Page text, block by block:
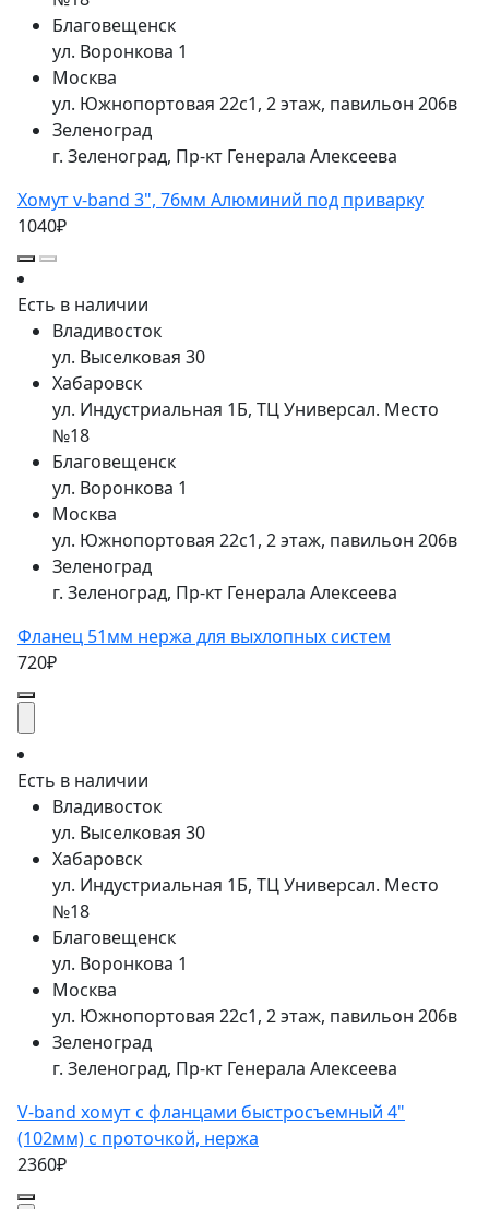
Благовещенск
ул. Воронкова 1
Москва
ул. Южнопортовая 22с1, 2 этаж, павильон 206в
Зеленоград
г. Зеленоград, Пр-кт Генерала Алексеева
Хомут v-band 3", 76мм Алюминий под приварку
1040₽
Есть в наличии
Владивосток
ул. Выселковая 30
Хабаровск
ул. Индустриальная 1Б, ТЦ Универсал. Место
№18
Благовещенск
ул. Воронкова 1
Москва
ул. Южнопортовая 22с1, 2 этаж, павильон 206в
Зеленоград
г. Зеленоград, Пр-кт Генерала Алексеева
Фланец 51мм нержа для выхлопных систем
720₽
Есть в наличии
Владивосток
ул. Выселковая 30
Хабаровск
ул. Индустриальная 1Б, ТЦ Универсал. Место
№18
Благовещенск
ул. Воронкова 1
Москва
ул. Южнопортовая 22с1, 2 этаж, павильон 206в
Зеленоград
г. Зеленоград, Пр-кт Генерала Алексеева
V-band хомут с фланцами быстросъемный 4"
(102мм) с проточкой, нержа
2360₽